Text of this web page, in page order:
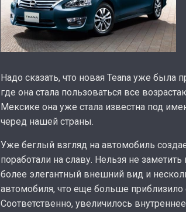
Надо сказать, что новая Teana уже была
где она стала пользоваться все
Мексике она уже стала известна под
черед нашей страны.
Уже беглый взгляд на автомобиль
поработали на славу. Нельзя не
более элегантный внешний вид и
автомобиля, что еще больше приблизило
Соответственно, увеличилось